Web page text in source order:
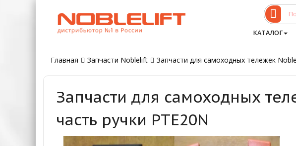
КАТАЛОГ
Главная Запчасти Noblelift Запчасти для самоходных тележек
Запчасти для самоходных
часть ручки PTE20N